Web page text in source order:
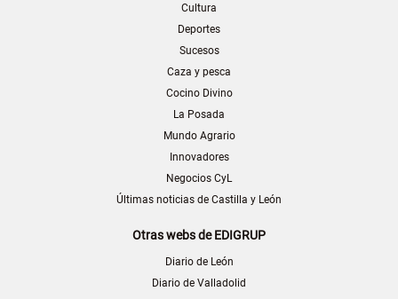
Cultura
Deportes
Sucesos
Caza y pesca
Cocino Divino
La Posada
Mundo Agrario
Innovadores
Negocios CyL
Últimas noticias de Castilla y León
Otras webs de EDIGRUP
Diario de León
Diario de Valladolid